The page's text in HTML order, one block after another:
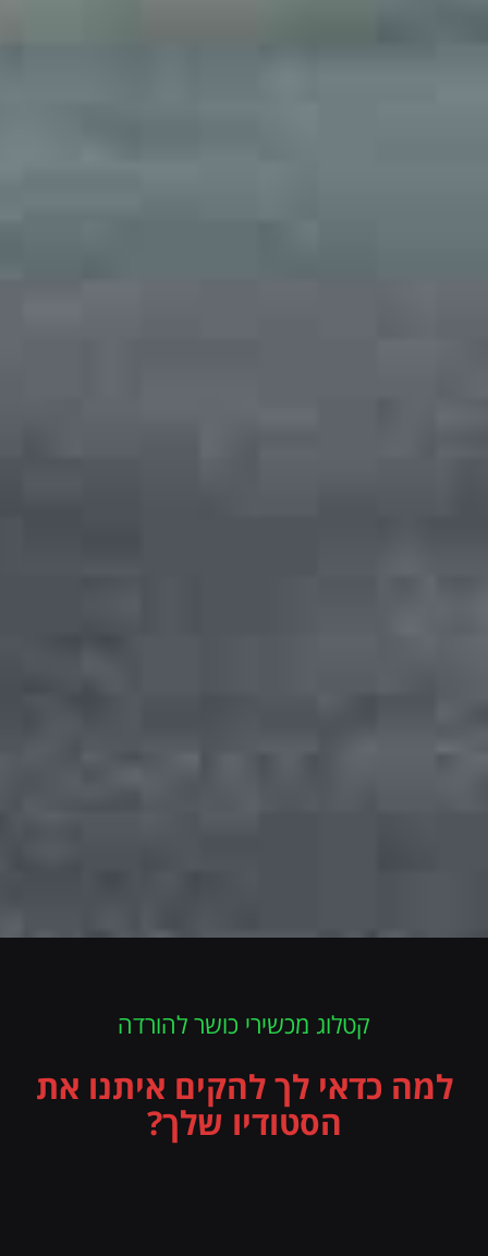
קטלוג מכשירי כושר להורדה
למה כדאי לך להקים איתנו את
הסטודיו שלך?